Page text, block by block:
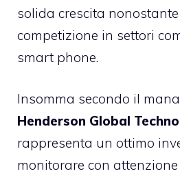
solida crescita
competizione in settori
smart phone.
Insomma secondo il
Henderson Global
rappresenta un ottimo
monitorare con